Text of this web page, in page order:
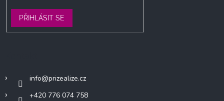
PŘIHLÁSIT SE
info@prizealize.cz
+420 776 074 758